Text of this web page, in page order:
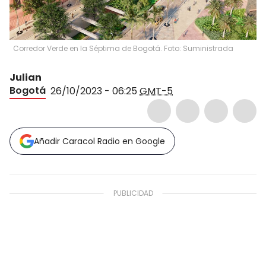
Corredor Verde en la Séptima de Bogotá. Foto: Suministrada
Julian
Bogotá 26/10/2023 - 06:25GMT-5
Añadir Caracol Radio en Google